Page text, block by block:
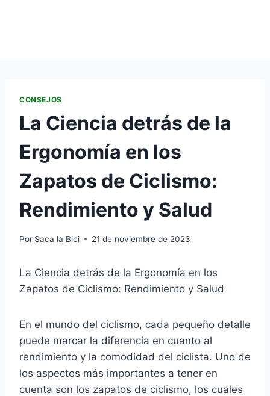
CONSEJOS
La Ciencia detrás de la
Ergonomía en los
Zapatos de Ciclismo:
Rendimiento y Salud
Por Saca la Bici 21 de noviembre de 2023
La Ciencia detrás de la Ergonomía en los
Zapatos de Ciclismo: Rendimiento y Salud
En el mundo del ciclismo, cada pequeño detalle
puede marcar la diferencia en cuanto al
rendimiento y la comodidad del ciclista. Uno de
los aspectos más importantes a tener en
cuenta son los zapatos de ciclismo, los cuales